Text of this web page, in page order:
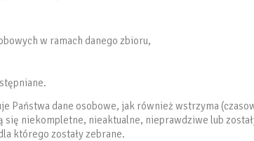
w ramach danego zbioru,
Państwa dane osobowe, jak również wstrzyma
się niekompletne, nieaktualne, nieprawdziwe lub
którego zostały zebrane.